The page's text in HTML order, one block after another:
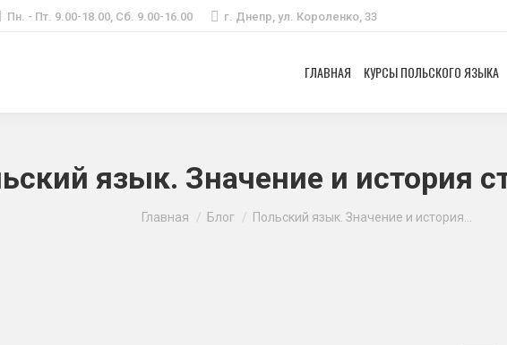
Пн. - Пт. 9.00-18.00, Сб. 9.00-16.00 г. Днепр, ул. Короленко, 33
ГЛАВНАЯ КУРСЫ ПОЛЬСКОГО ЯЗЫКА
язык. Значение и история
Вы здесь:
Главная Блог Польский язык. Значение и история…